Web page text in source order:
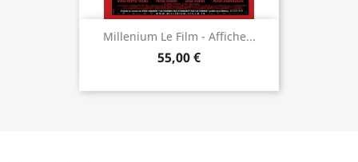
Millenium Le Film - Affiche...
55,00 €